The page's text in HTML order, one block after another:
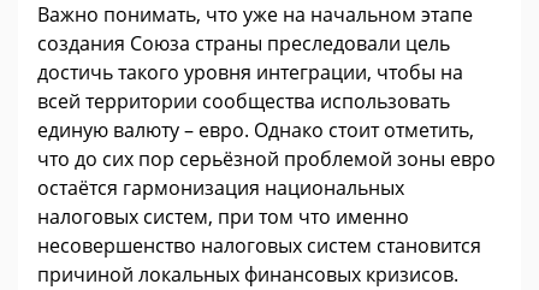
Важно понимать, что уже на начальном этапе
создания Союза страны преследовали цель
достичь такого уровня интеграции, чтобы на
всей территории сообщества использовать
единую валюту – евро. Однако стоит отметить,
что до сих пор серьёзной проблемой зоны евро
остаётся гармонизация национальных
налоговых систем, при том что именно
несовершенство налоговых систем становится
причиной локальных финансовых кризисов.